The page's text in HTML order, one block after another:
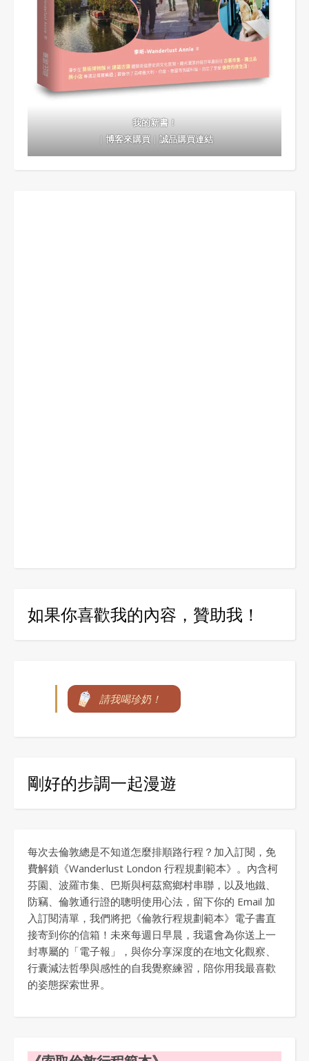
我的新書！
｜博客來購買｜誠品購買連結
如果你喜歡我的內容，贊助我！
請我喝珍奶！
剛好的步調一起漫遊
每次去倫敦總是不知道怎麼排順路行程？加入訂閱，免
費解鎖《Wanderlust London 行程規劃範本》。內含柯
芬園、波羅市集、巴斯與柯茲窩鄉村串聯，以及地鐵、
防竊、倫敦通行證的聰明使用心法，留下你的 Email 加
入訂閱清單，我們將把《倫敦行程規劃範本》電子書直
接寄到你的信箱！未來每週日早晨，我還會為你送上一
封專屬的「電子報」，與你分享深度的在地文化觀察、
行囊減法哲學與感性的自我覺察練習，陪你用我最喜歡
的姿態探索世界。